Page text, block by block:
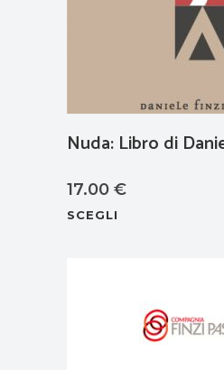
Nuda: Libro di
17.00 €
SCEGLI
Le
opzioni